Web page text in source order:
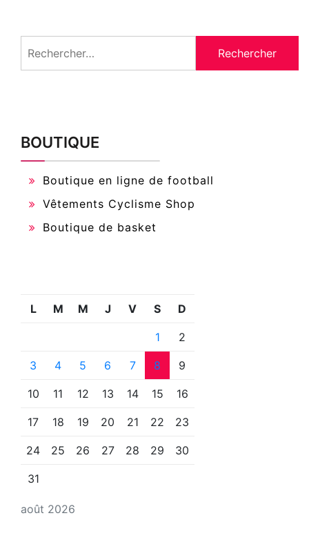
BOUTIQUE
Boutique en ligne de football
Vêtements Cyclisme Shop
Boutique de basket
août 2026
L M M J V S D
1 2
3 4 5 6 7 8 9
10 11 12 13 14 15 16
17 18 19 20 21 22 23
24 25 26 27 28 29 30
31